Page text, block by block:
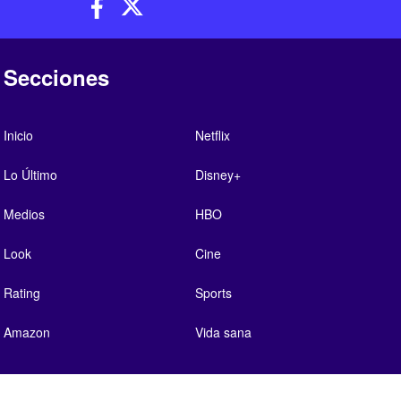
Secciones
Inicio
Lo Último
Medios
Look
Rating
Amazon
Netflix
Disney+
HBO
Cine
Sports
Vida sana